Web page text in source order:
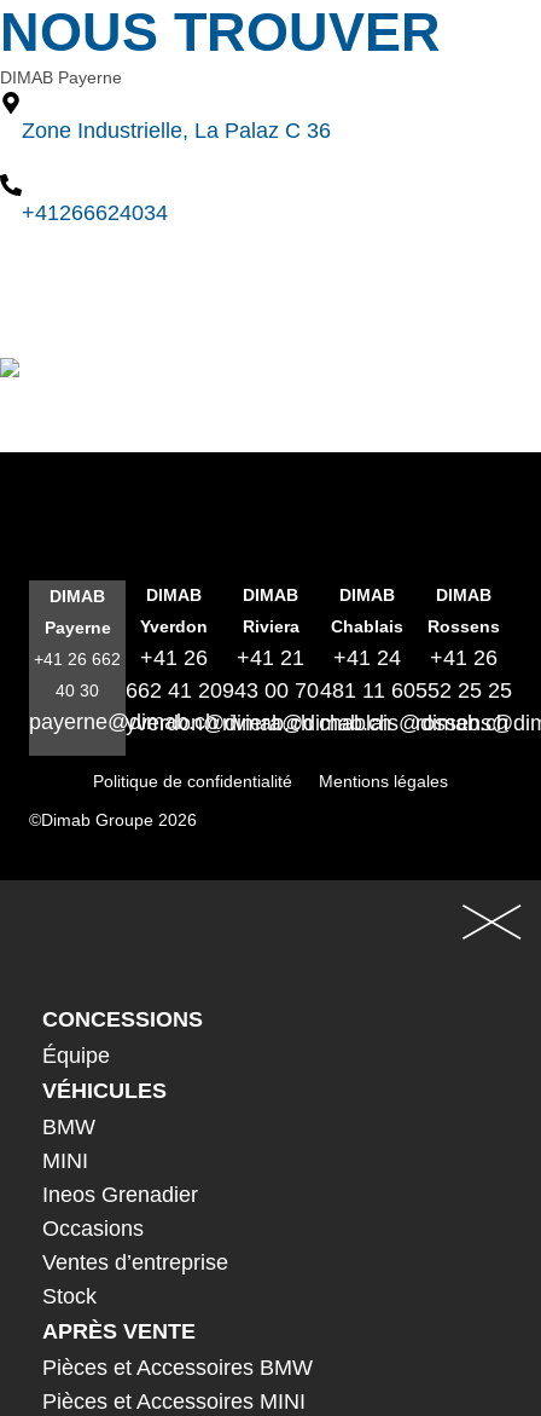
NOUS TROUVER
DIMAB Payerne
Zone Industrielle, La Palaz C 36
+41266624034
DIMAB
Payerne
+41 26 662
40 30
payerne@dimab.ch
DIMAB
Yverdon
+41 26
662 41 20
yverdon@dimab.ch
DIMAB
Riviera
+41 21
943 00 70
riviera@dimab.ch
DIMAB
Chablais
+41 24
481 11 60
chablais@dimab.ch
DIMAB
Rossens
+41 26
552 25 25
Politique de confidentialité
Mentions légales
©Dimab Groupe 2026
CONCESSIONS
Équipe
VÉHICULES
BMW
MINI
Ineos Grenadier
Occasions
Ventes d’entreprise
Stock
APRÈS VENTE
Pièces et Accessoires BMW
Pièces et Accessoires MINI